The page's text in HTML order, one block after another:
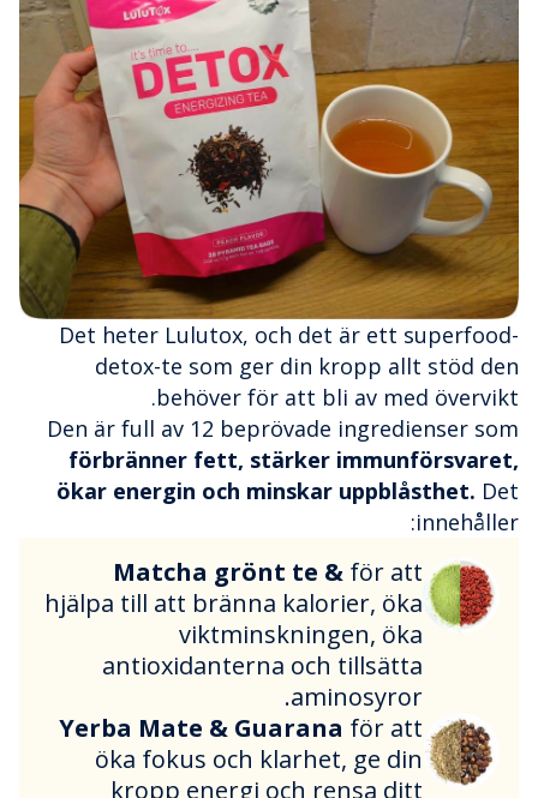
Det heter Lulutox, och det är ett superfood-
detox-te som ger din kropp allt stöd den
behöver för att bli av med övervikt.
Den är full av 12 beprövade ingredienser som
förbränner fett, stärker immunförsvaret,
ökar energin och minskar uppblåsthet. Det
innehåller:
Matcha grönt te & för att
hjälpa till att bränna kalorier, öka
viktminskningen, öka
antioxidanterna och tillsätta
aminosyror.
Yerba Mate & Guarana för att
öka fokus och klarhet, ge din
kropp energi och rensa ditt